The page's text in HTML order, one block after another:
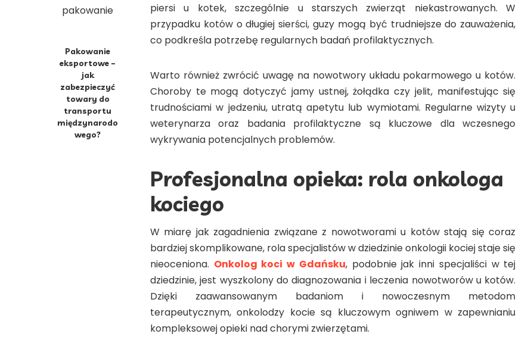
Pakowanie
eksportowe –
jak
zabezpieczyć
towary do
transportu
międzynarodo
wego?
piersi u kotek, szczególnie u starszych zwierząt niekastrowanych. W
przypadku kotów o długiej sierści, guzy mogą być trudniejsze do zauważenia,
co podkreśla potrzebę regularnych badań profilaktycznych.
Warto również zwrócić uwagę na nowotwory układu pokarmowego u kotów.
Choroby te mogą dotyczyć jamy ustnej, żołądka czy jelit, manifestując się
trudnościami w jedzeniu, utratą apetytu lub wymiotami. Regularne wizyty u
weterynarza oraz badania profilaktyczne są kluczowe dla wczesnego
wykrywania potencjalnych problemów.
Profesjonalna opieka: rola onkologa
kociego
W miarę jak zagadnienia związane z nowotworami u kotów stają się coraz
bardziej skomplikowane, rola specjalistów w dziedzinie onkologii kociej staje się
nieoceniona. Onkolog koci w Gdańsku, podobnie jak inni specjaliści w tej
dziedzinie, jest wyszkolony do diagnozowania i leczenia nowotworów u kotów.
Dzięki zaawansowanym badaniom i nowoczesnym metodom
terapeutycznym, onkolodzy kocie są kluczowym ogniwem w zapewnianiu
kompleksowej opieki nad chorymi zwierzętami.